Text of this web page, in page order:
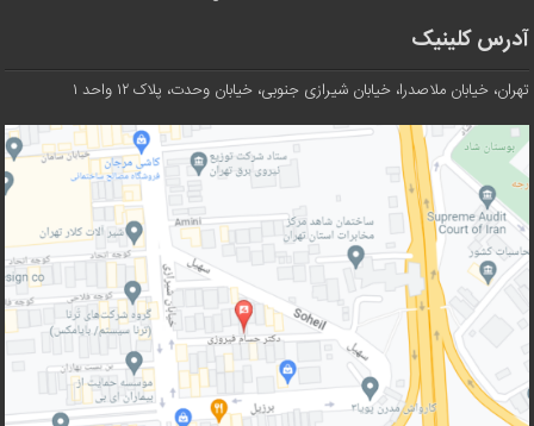
آدرس کلینیک
تهران، خیابان ملاصدرا، خیابان شیرازی جنوبی، خیابان وحدت، پلاک ۱۲ واحد ۱